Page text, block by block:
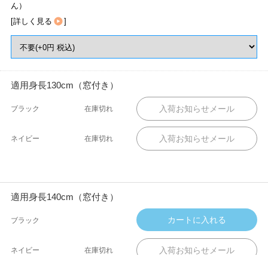
ん）
[詳しく見る ]
適用身長130cm（窓付き）
ブラック 在庫切れ
ネイビー 在庫切れ
適用身長140cm（窓付き）
ブラック
ネイビー 在庫切れ